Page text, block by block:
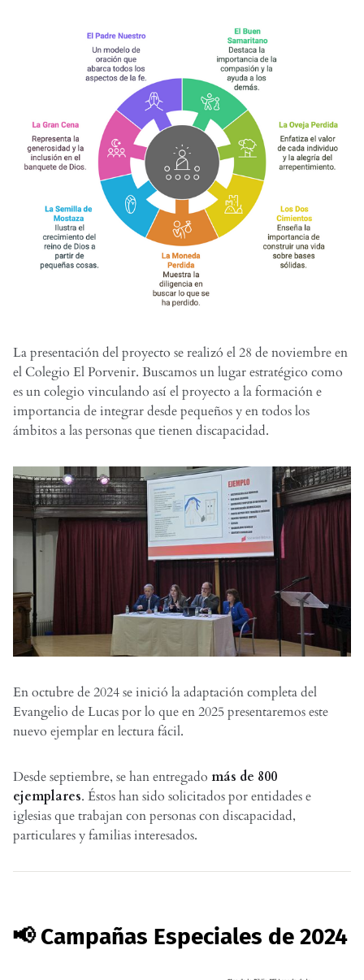
La presentación del proyecto se realizó el 28 de noviembre en
el Colegio El Porvenir. Buscamos un lugar estratégico como
es un colegio vinculando así el proyecto a la formación e
importancia de integrar desde pequeños y en todos los
ámbitos a las personas que tienen discapacidad.
En octubre de 2024 se inició la adaptación completa del
Evangelio de Lucas por lo que en 2025 presentaremos este
nuevo ejemplar en lectura fácil.
Desde septiembre, se han entregado más de 800
ejemplares. Éstos han sido solicitados por entidades e
iglesias que trabajan con personas con discapacidad,
particulares y familias interesados.
📢 Campañas Especiales de 2024